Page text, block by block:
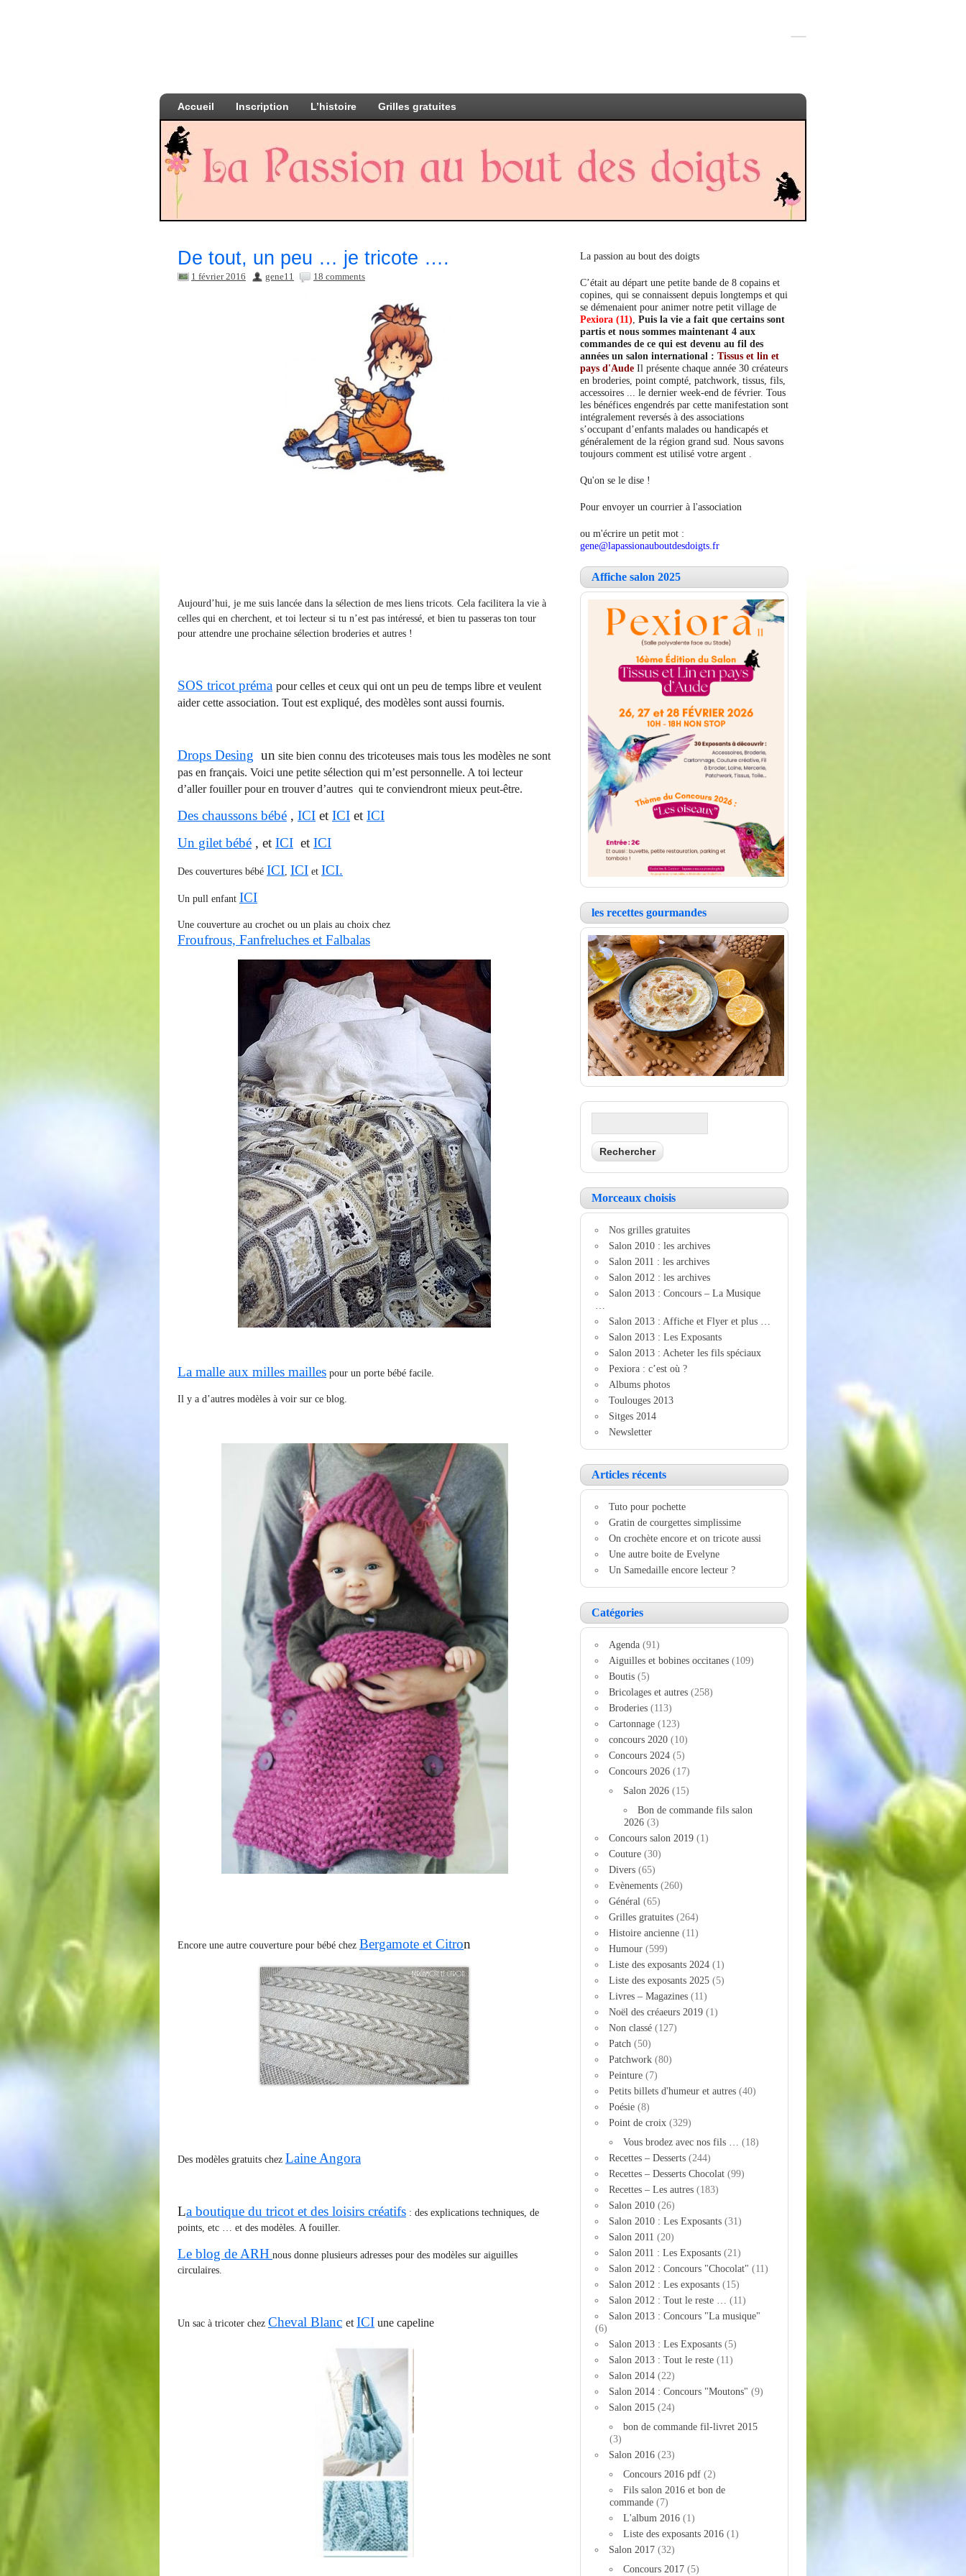
Accueil Inscription L’histoire Grilles gratuites
De tout, un peu … je tricote ….
1 février 2016 gene11 18 comments
Aujourd’hui, je me suis lancée dans la sélection de mes liens tricots. Cela facilitera la vie à
celles qui en cherchent, et toi lecteur si tu n’est pas intéressé, et bien tu passeras ton tour
pour attendre une prochaine sélection broderies et autres !
SOS tricot préma pour celles et ceux qui ont un peu de temps libre et veulent
aider cette association. Tout est expliqué, des modèles sont aussi fournis.
Drops Desing un site bien connu des tricoteuses mais tous les modèles ne sont
pas en français. Voici une petite sélection qui m’est personnelle. A toi lecteur
d’aller fouiller pour en trouver d’autres qui te conviendront mieux peut-être.
Des chaussons bébé , ICI et ICI et ICI
Un gilet bébé , et ICI et ICI
Des couvertures bébé ICI, ICI et ICI.
Un pull enfant ICI
Une couverture au crochet ou un plais au choix chez
Froufrous, Fanfreluches et Falbalas
La malle aux milles mailles pour un porte bébé facile.
Il y a d’autres modèles à voir sur ce blog.
Encore une autre couverture pour bébé chez Bergamote et Citron
Des modèles gratuits chez Laine Angora
La boutique du tricot et des loisirs créatifs : des explications techniques, de
points, etc … et des modèles. A fouiller.
Le blog de ARH nous donne plusieurs adresses pour des modèles sur aiguilles
circulaires.
Un sac à tricoter chez Cheval Blanc et ICI une capeline
La passion au bout des doigts
C’était au départ une petite bande de 8 copains et
copines, qui se connaissent depuis longtemps et qui
se démenaient pour animer notre petit village de
Pexiora (11) Puis la vie a fait que certains sont
partis et nous sommes maintenant 4 aux
commandes de ce qui est devenu au fil des
années un salon international : Tissus et lin et
pays d'Aude Il présente chaque année 30 créateurs
en broderies, point compté, patchwork, tissus, fils,
accessoires ... le dernier week-end de février. Tous
les bénéfices engendrés par cette manifestation sont
intégralement reversés à des associations
s’occupant d’enfants malades ou handicapés et
généralement de la région grand sud. Nous savons
toujours comment est utilisé votre argent .
Qu'on se le dise !
Pour envoyer un courrier à l'association
ou m'écrire un petit mot :
gene@lapassionauboutdesdoigts.fr
Affiche salon 2025
les recettes gourmandes
Morceaux choisis
Nos grilles gratuites
Salon 2010 : les archives
Salon 2011 : les archives
Salon 2012 : les archives
Salon 2013 : Concours – La Musique
Salon 2013 : Affiche et Flyer et plus …
Salon 2013 : Les Exposants
Salon 2013 : Acheter les fils spéciaux
Pexiora : c’est où ?
Albums photos
Toulouges 2013
Sitges 2014
Newsletter
Articles récents
Tuto pour pochette
Gratin de courgettes simplissime
On crochète encore et on tricote aussi
Une autre boite de Evelyne
Un Samedaille encore lecteur ?
Catégories
Agenda (91)
Aiguilles et bobines occitanes (109)
Boutis (5)
Bricolages et autres (258)
Broderies (113)
Cartonnage (123)
concours 2020 (10)
Concours 2024 (5)
Concours 2026 (17)
Salon 2026 (15)
Bon de commande fils salon
2026 (3)
Concours salon 2019 (1)
Couture (30)
Divers (65)
Evènements (260)
Général (65)
Grilles gratuites (264)
Histoire ancienne (11)
Humour (599)
Liste des exposants 2024 (1)
Liste des exposants 2025 (5)
Livres – Magazines (11)
Noël des créaeurs 2019 (1)
Non classé (127)
Patch (50)
Patchwork (80)
Peinture (7)
Petits billets d'humeur et autres (40)
Poésie (8)
Point de croix (329)
Vous brodez avec nos fils …
(18)
Recettes – Desserts (244)
Recettes – Desserts Chocolat (99)
Recettes – Les autres (183)
Salon 2010 (26)
Salon 2010 : Les Exposants (31)
Salon 2011 (20)
Salon 2011 : Les Exposants (21)
Salon 2012 : Concours "Chocolat" (11)
Salon 2012 : Les exposants (15)
Salon 2012 : Tout le reste …
(11)
Salon 2013 : Concours "La musique"
(6)
Salon 2013 : Les Exposants (5)
Salon 2013 : Tout le reste (11)
Salon 2014 (22)
Salon 2014 : Concours "Moutons" (9)
Salon 2015 (24)
bon de commande fil-livret 2015
(3)
Salon 2016 (23)
Concours 2016 pdf (2)
Fils salon 2016 et bon de
commande (7)
L'album 2016 (1)
Liste des exposants 2016 (1)
Salon 2017 (32)
Concours 2017 (5)